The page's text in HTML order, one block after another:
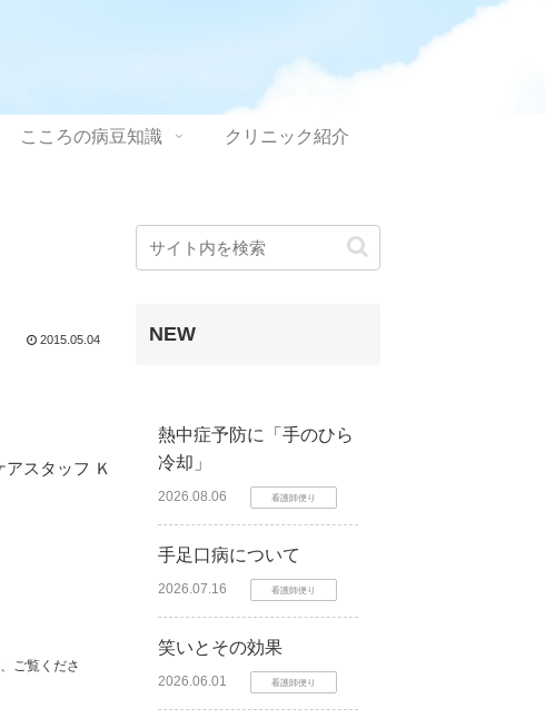
こころの病豆知識 クリニック紹介
2015.05.04
アスタッフ Ｋ
ご覧くださ
NEW
熱中症予防に「手のひら
冷却」
2026.08.06 看護師便り
手足口病について
2026.07.16 看護師便り
笑いとその効果
2026.06.01 看護師便り